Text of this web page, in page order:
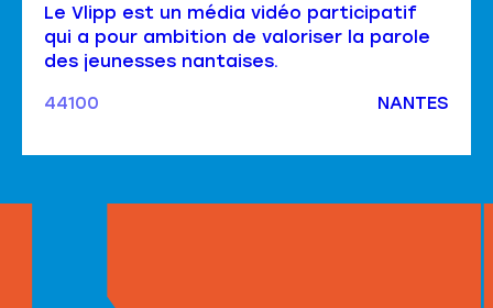
Le Vlipp est un média vidéo participatif
qui a pour ambition de valoriser la parole
des jeunesses nantaises.
44100
NANTES